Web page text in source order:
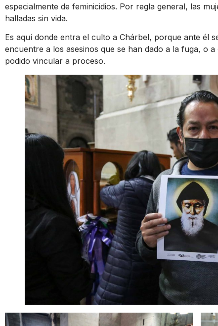
especialmente de feminicidios. Por regla general, las
halladas sin vida.
Es aquí donde entra el culto a Chárbel, porque ante él
encuentre a los asesinos que se han dado a la fuga, o
podido vincular a proceso.